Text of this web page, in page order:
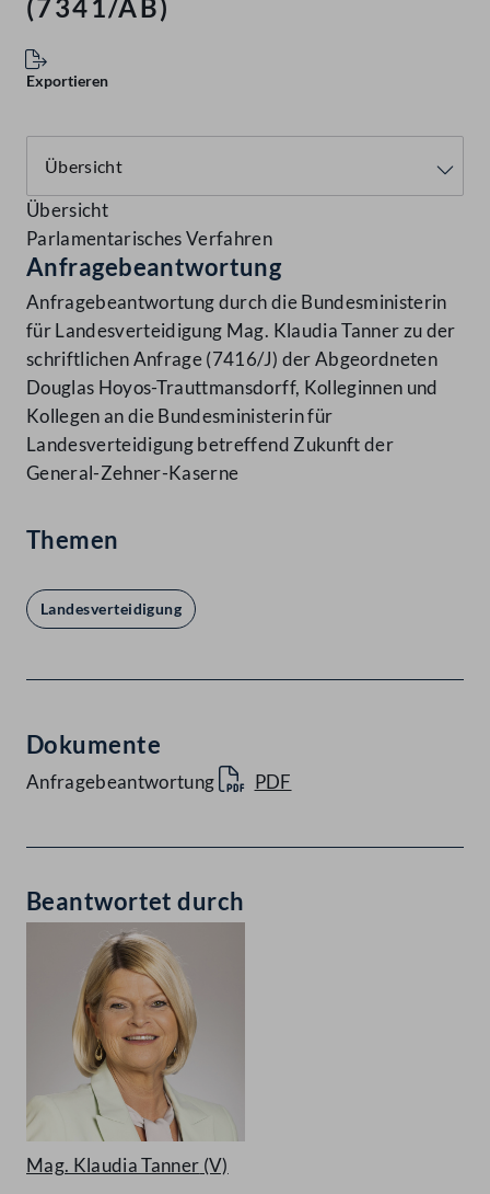
(7341/AB)
Exportieren
Übersicht
Parlamentarisches Verfahren
Anfragebeantwortung
Anfragebeantwortung durch die Bundesministerin
für Landesverteidigung Mag. Klaudia Tanner zu der
schriftlichen Anfrage (7416/J) der Abgeordneten
Douglas Hoyos-Trauttmansdorff, Kolleginnen und
Kollegen an die Bundesministerin für
Landesverteidigung betreffend Zukunft der
General-Zehner-Kaserne
Themen
Landesverteidigung
Dokumente
Anfragebeantwortung PDF
Beantwortet durch
Mag. Klaudia Tanner (V)